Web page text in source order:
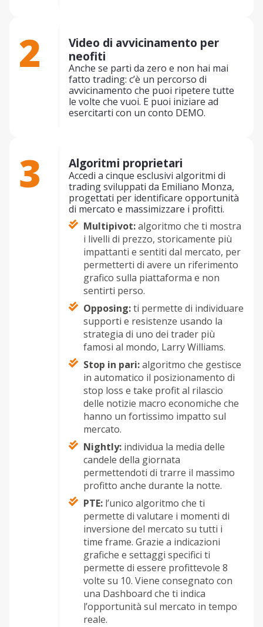
2
Video di avvicinamento per
neofiti
Anche se parti da zero e non hai mai
fatto trading: c’è un percorso di
avvicinamento che puoi ripetere tutte
le volte che vuoi. E puoi iniziare ad
esercitarti con un conto DEMO.
3 Algoritmi proprietari
Accedi a cinque esclusivi algoritmi di
trading sviluppati da Emiliano Monza,
progettati per identificare opportunità
di mercato e massimizzare i profitti.
Multipivot:algoritmo che ti mostra
i livelli di prezzo, storicamente più
impattanti e sentiti dal mercato, per
permetterti di avere un riferimento
grafico sulla piattaforma e non
sentirti perso.
Opposing:ti permette di individuare
supporti e resistenze usando la
strategia di uno dei trader più
famosi al mondo, Larry Williams.
Stop in pari:algoritmo che gestisce
in automatico il posizionamento di
stop loss e take profit al rilascio
delle notizie macro economiche che
hanno un fortissimo impatto sul
mercato.
Nightly: individua la media delle
candele della giornata
permettendoti di trarre il massimo
profitto anche durante la notte.
PTE: l’unico algoritmo che ti
permette di valutare i momenti di
inversione del mercato su tutti i
time frame. Grazie a indicazioni
grafiche e settaggi specifici ti
permette di essere profittevole 8
volte su 10. Viene consegnato con
una Dashboard che ti indica
l’opportunità sul mercato in tempo
reale.